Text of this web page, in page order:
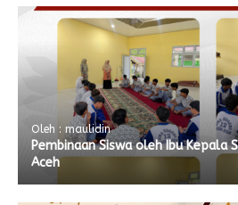
Oleh : maulidin
Pembinaan Siswa oleh Ibu Kepala
Aceh